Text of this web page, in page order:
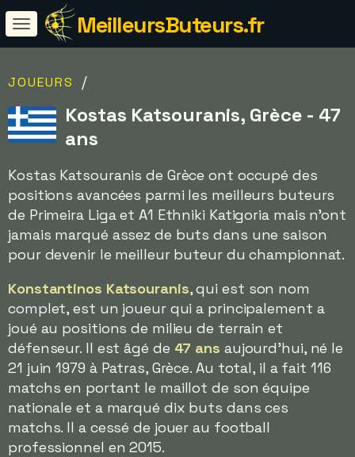
MeilleursButeurs.fr
JOUEURS /
Kostas Katsouranis, Grèce - 47
ans
Kostas Katsouranis de Grèce ont occupé des
positions avancées parmi les meilleurs buteurs
de Primeira Liga et A1 Ethniki Katigoria mais n'ont
jamais marqué assez de buts dans une saison
pour devenir le meilleur buteur du championnat.
Konstantinos Katsouranis, qui est son nom
complet, est un joueur qui a principalement a
joué au positions de milieu de terrain et
défenseur. Il est âgé de 47 ans aujourd'hui, né le
21 juin 1979 à Patras, Grèce. Au total, il a fait 116
matchs en portant le maillot de son équipe
nationale et a marqué dix buts dans ces
matchs. Il a cessé de jouer au football
professionnel en 2015.